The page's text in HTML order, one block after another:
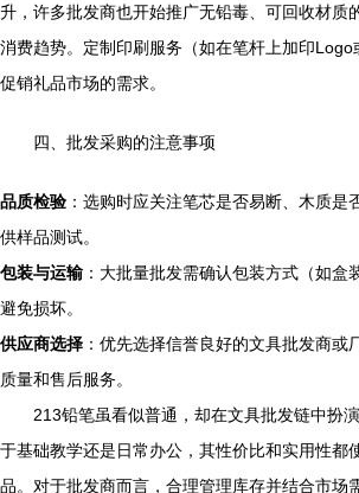
升，许多批发商也开始推广无铅毒、可回收材质
消费趋势。定制印刷服务（如在笔杆上加印
促销礼品市场的需求。
四、批发采购的注意事项
品质检验 ：选购时应关注笔芯是否易断、木质是
供样品测试。
包装与运输 ：大批量批发需确认包装方式（如盒
避免损坏。
供应商选择 ：优先选择信誉良好的文具批发商或
质量和售后服务。
213铅笔虽看似普通，却在文具批发链中扮
于基础教学还是日常办公，其性价比和实用性都
品。对于批发商而言，合理管理库存并结合市场